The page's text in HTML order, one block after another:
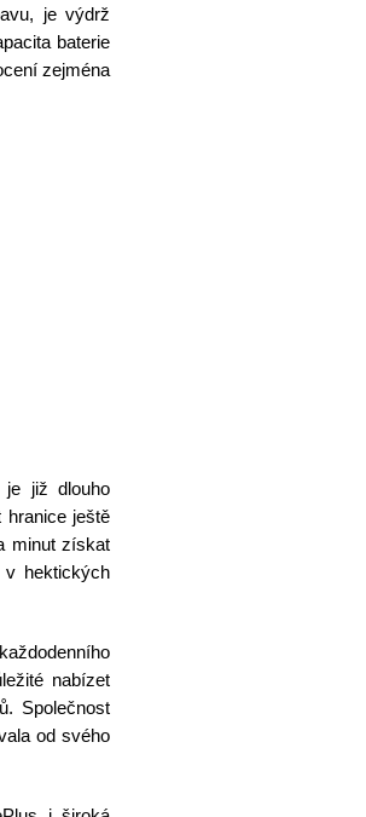
je výdrž
baterie
zejména
je již dlouho
ještě
minut získat
v hektických
nabízet
Společnost
od svého